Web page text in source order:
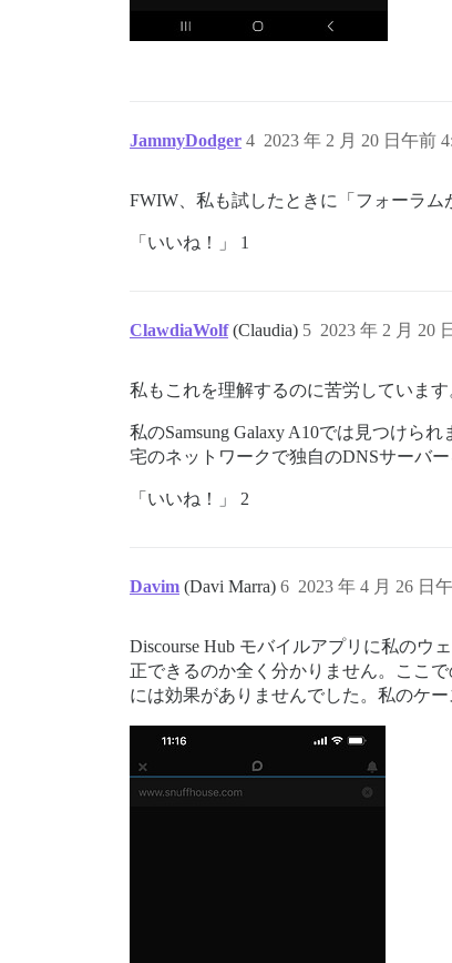
JammyDodger 2023 年 2 月 20 日午前
4
FWIW、私も試したときに「フォーラ
「いいね！」 1
ClawdiaWolf (Claudia) 2023 年 2 月 20
5
私もこれを理解するのに苦労しています
私のSamsung Galaxy A10では見つけら
宅のネットワークで独自のDNSサーバ
「いいね！」 2
Davim (Davi Marra) 2023 年 4 月 26 日
6
Discourse Hub モバイルアプリに私の
正できるのか全く分かりません。ここ
には効果がありませんでした。私のケ